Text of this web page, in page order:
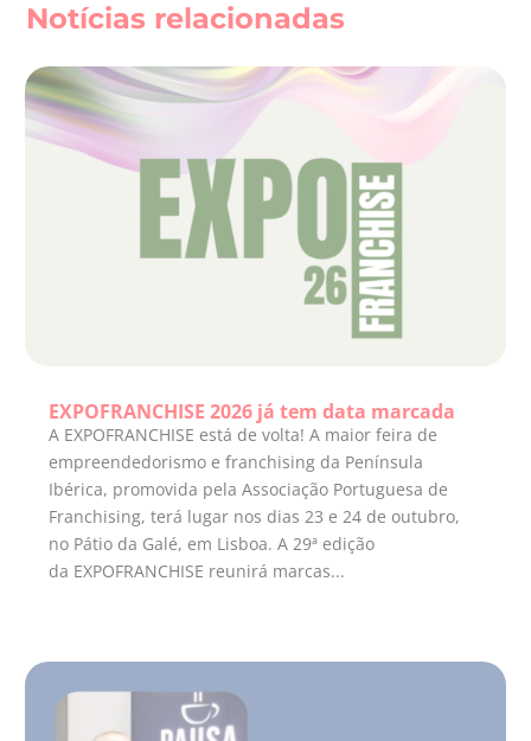
Notícias relacionadas
EXPOFRANCHISE 2026 já tem data marcada
A EXPOFRANCHISE está de volta! A maior feira de
empreendedorismo e franchising da Península
Ibérica, promovida pela Associação Portuguesa de
Franchising, terá lugar nos dias 23 e 24 de outubro,
no Pátio da Galé, em Lisboa. A 29ª edição
da EXPOFRANCHISE reunirá marcas...